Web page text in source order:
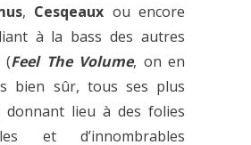
, Cesqeaux ou encore
à la bass des autres
(Feel The Volume, on en
bien sûr, tous ses plus
donnant lieu à des folies
et d’innombrables